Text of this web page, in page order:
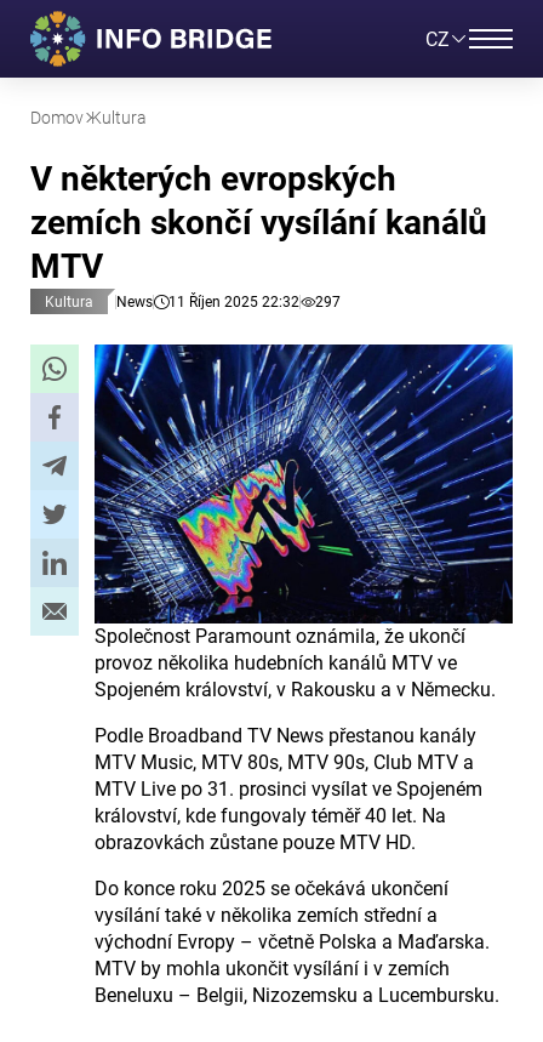
CZ
Domov Kultura
V některých evropských
zemích skončí vysílání kanálů
MTV
Kultura News 11 Říjen 2025 22:32 297
Společnost Paramount oznámila, že ukončí
provoz několika hudebních kanálů MTV ve
Spojeném království, v Rakousku a v Německu.
Podle Broadband TV News přestanou kanály
MTV Music, MTV 80s, MTV 90s, Club MTV a
MTV Live po 31. prosinci vysílat ve Spojeném
království, kde fungovaly téměř 40 let. Na
obrazovkách zůstane pouze MTV HD.
Do konce roku 2025 se očekává ukončení
vysílání také v několika zemích střední a
východní Evropy – včetně Polska a Maďarska.
MTV by mohla ukončit vysílání i v zemích
Beneluxu – Belgii, Nizozemsku a Lucembursku.